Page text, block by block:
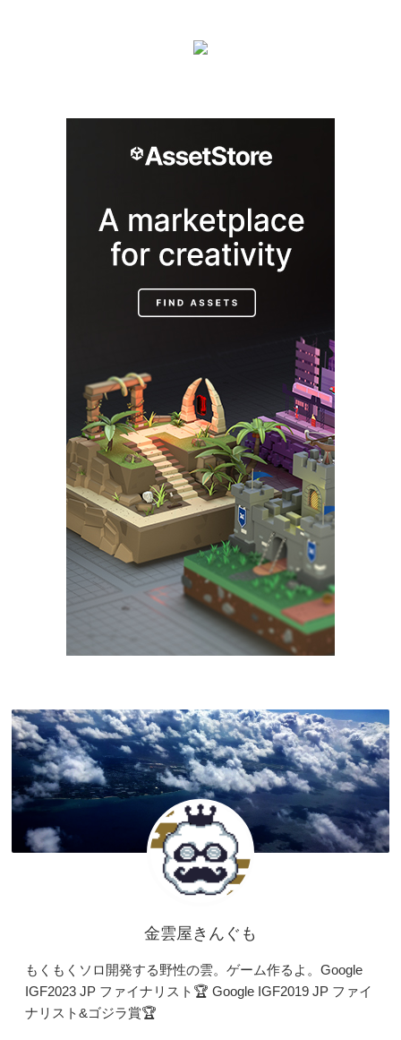
金雲屋きんぐも
もくもくソロ開発する野性の雲。ゲーム作るよ。Google
IGF2023 JP ファイナリスト🏆 Google IGF2019 JP ファイ
ナリスト&ゴジラ賞🏆